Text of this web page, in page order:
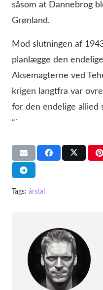
såsom at Dannebrog
Grønland.
Mod slutningen af
planlægge den
Aksemagterne ved
krigen langtfra var
for den endelige allied
“`
Tags: årstal